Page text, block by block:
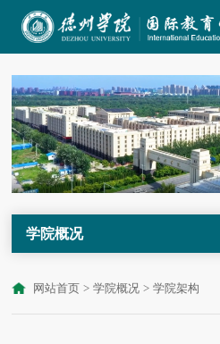
学院概况
网站首页 > 学院概况 > 学院架构